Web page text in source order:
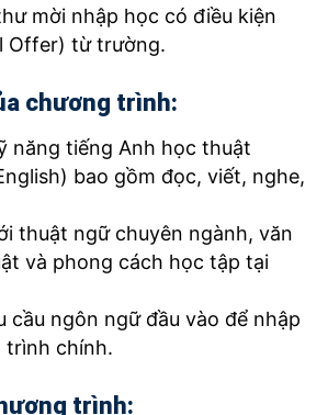
mời nhập học có điều kiện
Offer) từ trường.
chương trình:
năng tiếng Anh học thuật
bao gồm đọc, viết, nghe,
thuật ngữ chuyên ngành, văn
và phong cách học tập tại
cầu ngôn ngữ đầu vào để nhập
trình chính.
trình: